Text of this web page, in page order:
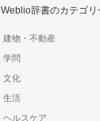
Weblio辞書のカテゴリ
建物・不動産
学問
文化
生活
ヘルスケア